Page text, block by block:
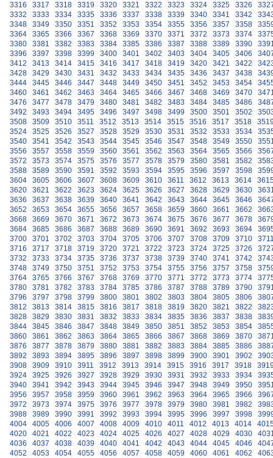
3316
3317 3318 3319 3320 3321 3322 3323 3324 3325 3326
3332
3333 3334 3335 3336 3337 3338 3339 3340 3341 3342
3348
3349 3350 3351 3352 3353 3354 3355 3356 3357 3358
3364
3365 3366 3367 3368 3369 3370 3371 3372 3373 3374
3380
3381 3382 3383 3384 3385 3386 3387 3388 3389 3390
3396
3397 3398 3399 3400 3401 3402 3403 3404 3405 3406
3412
3413 3414 3415 3416 3417 3418 3419 3420 3421 3422
3428
3429 3430 3431 3432 3433 3434 3435 3436 3437 3438
3444
3445 3446 3447 3448 3449 3450 3451 3452 3453 3454
3460
3461 3462 3463 3464 3465 3466 3467 3468 3469 3470
3476
3477 3478 3479 3480 3481 3482 3483 3484 3485 3486
3492
3493 3494 3495 3496 3497 3498 3499 3500 3501 3502
3508
3509 3510 3511 3512 3513 3514 3515 3516 3517 3518
3524
3525 3526 3527 3528 3529 3530 3531 3532 3533 3534
3540
3541 3542 3543 3544 3545 3546 3547 3548 3549 3550
3556
3557 3558 3559 3560 3561 3562 3563 3564 3565 3566
3572
3573 3574 3575 3576 3577 3578 3579 3580 3581 3582
3588
3589 3590 3591 3592 3593 3594 3595 3596 3597 3598
3604
3605 3606 3607 3608 3609 3610 3611 3612 3613 3614
3620
3621 3622 3623 3624 3625 3626 3627 3628 3629 3630
3636
3637 3638 3639 3640 3641 3642 3643 3644 3645 3646
3652
3653 3654 3655 3656 3657 3658 3659 3660 3661 3662
3668
3669 3670 3671 3672 3673 3674 3675 3676 3677 3678
3684
3685 3686 3687 3688 3689 3690 3691 3692 3693 3694
3700
3701 3702 3703 3704 3705 3706 3707 3708 3709 3710
3716
3717 3718 3719 3720 3721 3722 3723 3724 3725 3726
3732
3733 3734 3735 3736 3737 3738 3739 3740 3741 3742
3748
3749 3750 3751 3752 3753 3754 3755 3756 3757 3758
3764
3765 3766 3767 3768 3769 3770 3771 3772 3773 3774
3780
3781 3782 3783 3784 3785 3786 3787 3788 3789 3790
3796
3797 3798 3799 3800 3801 3802 3803 3804 3805 3806
3812
3813 3814 3815 3816 3817 3818 3819 3820 3821 3822
3828
3829 3830 3831 3832 3833 3834 3835 3836 3837 3838
3844
3845 3846 3847 3848 3849 3850 3851 3852 3853 3854
3860
3861 3862 3863 3864 3865 3866 3867 3868 3869 3870
3876
3877 3878 3879 3880 3881 3882 3883 3884 3885 3886
3892
3893 3894 3895 3896 3897 3898 3899 3900 3901 3902
3908
3909 3910 3911 3912 3913 3914 3915 3916 3917 3918
3924
3925 3926 3927 3928 3929 3930 3931 3932 3933 3934
3940
3941 3942 3943 3944 3945 3946 3947 3948 3949 3950
3956
3957 3958 3959 3960 3961 3962 3963 3964 3965 3966
3972
3973 3974 3975 3976 3977 3978 3979 3980 3981 3982
3988
3989 3990 3991 3992 3993 3994 3995 3996 3997 3998
4004
4005 4006 4007 4008 4009 4010 4011 4012 4013 4014
4020
4021 4022 4023 4024 4025 4026 4027 4028 4029 4030
4036
4037 4038 4039 4040 4041 4042 4043 4044 4045 4046
4052
4053 4054 4055 4056 4057 4058 4059 4060 4061 4062